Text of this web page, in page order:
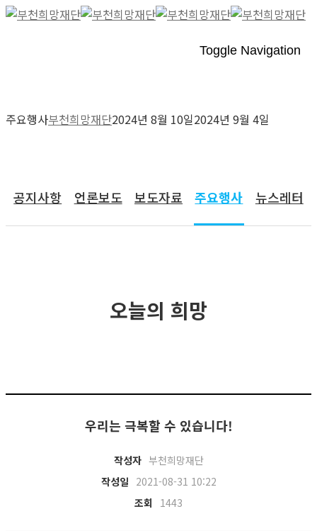
Toggle Navigation
주요행사부천희망재단2024년 8월 10일2024년 9월 4일
공지사항 언론보도 보도자료 주요행사 뉴스레터
오늘의 희망
우리는 극복할 수 있습니다!
작성자 부천희망재단
작성일 2021-08-31 10:22
조회
1443